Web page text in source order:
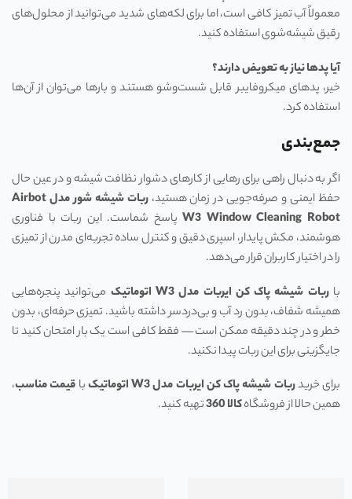
معمولاً آب تمیز کافی است، اما برای لکه‌های شدید می‌توانید از محلول‌های
رقیق شیشه‌شوی استفاده کنید.
آیا پدها نیاز به تعویض دارند؟
خیر، پدهای میکروفایبر قابل شست‌وشو هستند و بارها می‌توان از آن‌ها
استفاده کرد.
جمع‌بندی
اگر به دنبال راهی برای رهایی از کارهای دشوار نظافت شیشه و در عین حال
حفظ ایمنی و صرفه‌جویی در زمان هستید،ربات شیشه‌ شور مدلAirbot
W3 Window Cleaning Robotپاسخ شماست. این ربات با فناوری
هوشمند، مکش پایدار، اسپری دقیق و کنترل ساده تجربه‌ای مدرن از تمیزی
را در اختیار کاربران قرار می‌دهد.
باربات شیشه پاک کن ایربات مدلW3 اتوماتیک می‌توانید پنجره‌هایی
همیشه شفاف، بدون رد آب و بی‌دردسر داشته باشید. تمیزی حرفه‌ای، بدون
خطر و در چند دقیقه ممکن است — فقط کافی است یک بار امتحان کنید تا
جایگزینی برای این ربات پیدا نکنید.
برای خریدربات شیشه پاک کن ایربات مدلW3 اتوماتیکبا قیمت مناسب،
همین حالا از فروشگاهکالا 360 تهیه کنید.